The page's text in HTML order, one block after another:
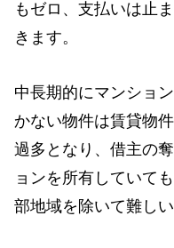
もゼロ、支払いは止
きます。
中長期的にマンショ
かない物件は賃貸物
過多となり、借主の
ョンを所有していて
部地域を除いて難しい